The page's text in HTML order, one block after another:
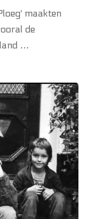
maakten
de
…